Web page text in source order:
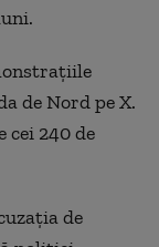
de Nord pe X.
240 de
de